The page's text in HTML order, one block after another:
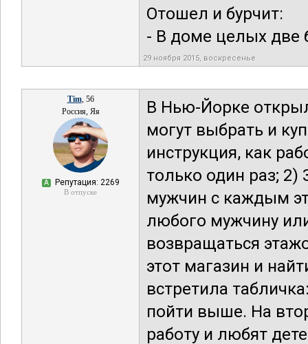
Отошел и бурчит:
- В доме целых две
29 ноября 2015, воскресенье
Tim, 56
Россия, Яя
А Репутация: 2269
В отпуске
В Нью-Йорке
могут выбрать и
инструкция, как
только один раз; 2)
мужчин с каждым
любого мужчину
возвращаться
этот магазин и
встретила
пойти выше. На
работу и любят